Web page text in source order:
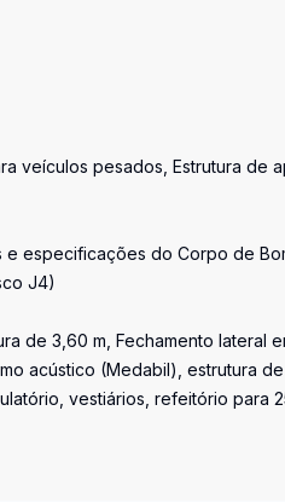
veículos pesados, Estrutura de
especificações do Corpo de
J4)
de 3,60 m, Fechamento lateral
acústico (Medabil), estrutura
vestiários, refeitório para